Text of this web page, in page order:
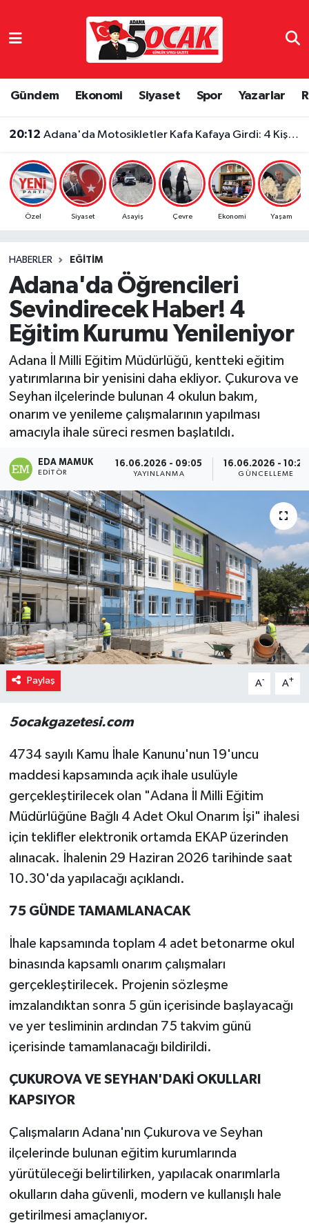
Gündem Ekonomi Siyaset Spor Yazarlar
20:12 Adana'da Motosikletler Kafa Kafaya Girdi: 4 Kişi Yaralandı
Özel Siyaset Asayiş Çevre Ekonomi Yaşam
HABERLER EĞITIM
Adana'da Öğrencileri
Sevindirecek Haber! 4
Eğitim Kurumu Yenileniyor
Adana İl Milli Eğitim Müdürlüğü, kentteki eğitim
yatırımlarına bir yenisini daha ekliyor. Çukurova ve
Seyhan ilçelerinde bulunan 4 okulun bakım,
onarım ve yenileme çalışmalarının yapılması
amacıyla ihale süreci resmen başlatıldı.
EDA MAMUK
EDITÖR
16.06.2026 - 09:05
YAYINLANMA
16.06.2026 - 10:26
GÜNCELLEME
Paylaş A- A+
5ocakgazetesi.com
4734 sayılı Kamu İhale Kanunu'nun 19'uncu
maddesi kapsamında açık ihale usulüyle
gerçekleştirilecek olan "Adana İl Milli Eğitim
Müdürlüğüne Bağlı 4 Adet Okul Onarım İşi" ihalesi
için teklifler elektronik ortamda EKAP üzerinden
alınacak. İhalenin 29 Haziran 2026 tarihinde saat
10.30'da yapılacağı açıklandı.
75 GÜNDE TAMAMLANACAK
İhale kapsamında toplam 4 adet betonarme okul
binasında kapsamlı onarım çalışmaları
gerçekleştirilecek. Projenin sözleşme
imzalandıktan sonra 5 gün içerisinde başlayacağı
ve yer tesliminin ardından 75 takvim günü
içerisinde tamamlanacağı bildirildi.
ÇUKUROVA VE SEYHAN'DAKİ OKULLARI
KAPSIYOR
Çalışmaların Adana'nın Çukurova ve Seyhan
ilçelerinde bulunan eğitim kurumlarında
yürütüleceği belirtilirken, yapılacak onarımlarla
okulların daha güvenli, modern ve kullanışlı hale
getirilmesi amaçlanıyor.
Dünya
Eğitim
Gündem
Haber Reklam
Magazin
Özel
Resmi İlanlar
Sağlık
Siyaset
Spor
Yaşam
Yerel Yönetimler
Yurttan
Adana Nöbetçi Eczaneler
Adana Trafik Yoğunluk Haritası
Süper Lig Puan Durumu ve Fikstür
Son Dakika Haberleri
Haber Arşivi